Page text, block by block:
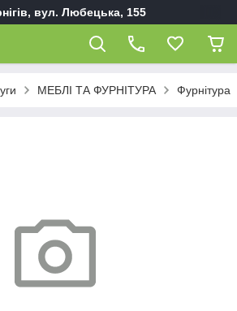
вул. Любецька, 155
МЕБЛІ ТА ФУРНІТУРА Фурнітура